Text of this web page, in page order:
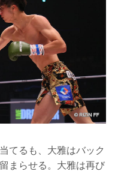
てるも、大雅はバック
まらせる。大雅は再び